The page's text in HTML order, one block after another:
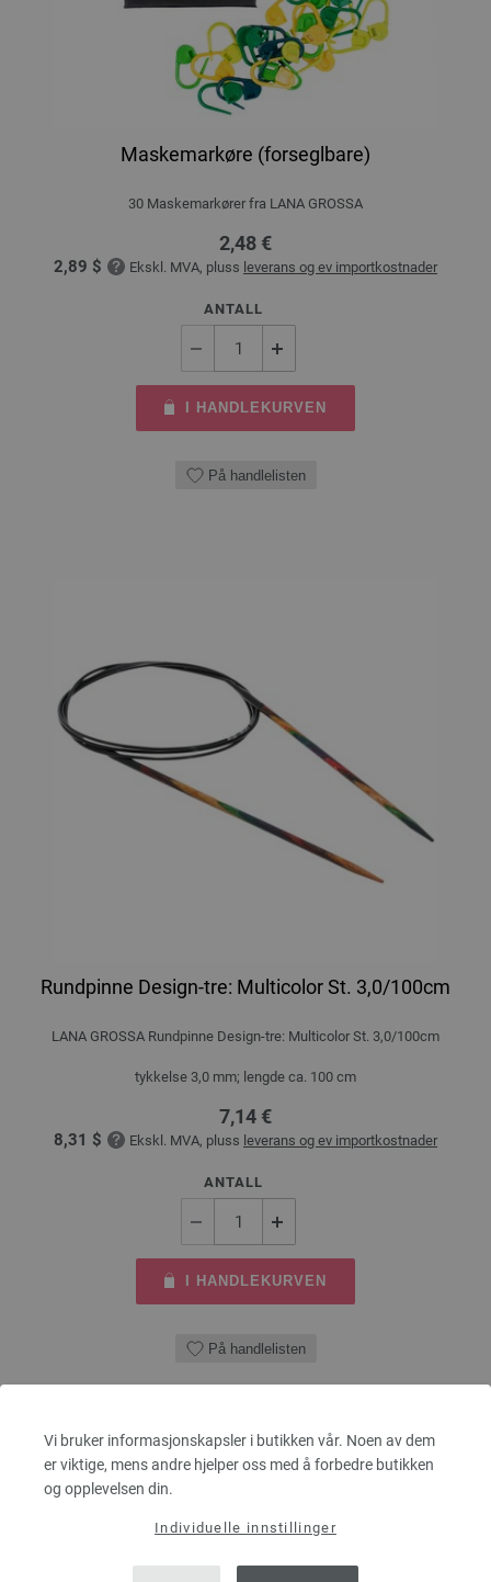
Vi bruker informasjonskapsler i butikken vår. Noen av dem
er viktige, mens andre hjelper oss med å forbedre butikken
og opplevelsen din.
Individuelle innstillinger
Maskemarkøre (forseglbare)
30 Maskemarkører fra LANA GROSSA
2,48 €
2,89 $ Ekskl. MVA, pluss leverans og ev importkostnader
ANTALL
I HANDLEKURVEN
På handlelisten
Rundpinne Design-tre: Multicolor St. 3,0/100cm
LANA GROSSA Rundpinne Design-tre: Multicolor St. 3,0/100cm
tykkelse 3,0 mm; lengde ca. 100 cm
7,14 €
8,31 $ Ekskl. MVA, pluss leverans og ev importkostnader
ANTALL
I HANDLEKURVEN
På handlelisten